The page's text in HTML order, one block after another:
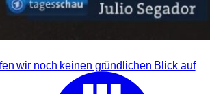
wir noch keinen gründlichen Blick auf